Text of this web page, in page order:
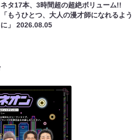
ネタ17本、3時間超の超絶ボリューム!!
「もうひとつ、大人の漫才師になれるよう
に」2026.08.05